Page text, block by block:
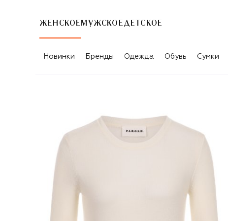
ЖЕНСКОЕ МУЖСКОЕ ДЕТСКОЕ
Новинки Бренды Одежда Обувь Сумки